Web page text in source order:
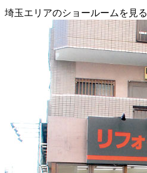
埼玉エリアのショールームを見る